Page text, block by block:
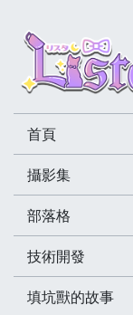
首頁
攝影集
部落格
技術開發
填坑獸的故事